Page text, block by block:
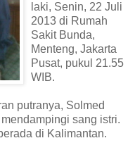
laki, Senin, 22 Juli
2013 di Rumah
Sakit Bunda,
Menteng, Jakarta
Pusat, pukul 21.55
WIB.
putranya, Solmed
sang istri.
di Kalimantan.